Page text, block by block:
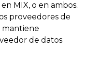
MIX, o en ambos.
proveedores de
mantiene
de datos